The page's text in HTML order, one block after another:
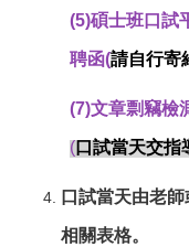
(5)碩士班口
聘函(請自行寄
(7)文章剽竊檢
(口試當天交指
口試當天由老
相關表格。